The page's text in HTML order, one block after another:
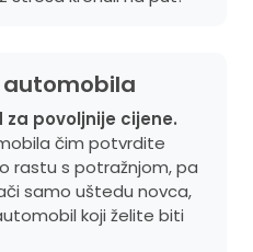
automobila
povoljnije cijene.
čim potvrdite
rastu s potražnjom, pa
samo uštedu novca,
koji želite biti